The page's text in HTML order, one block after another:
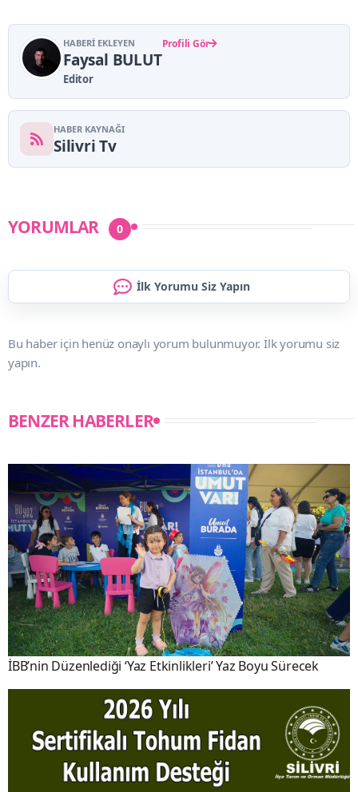
HABERI EKLEYEN
Faysal BULUT
Editor
Profili Gör
HABER KAYNAĞI
Silivri Tv
YORUMLAR 0
İlk Yorumu Siz Yapın
Bu haber için henüz onaylı yorum bulunmuyor. İlk yorumu siz
yapın.
BENZER HABERLER
İBB’nin Düzenlediği ‘Yaz Etkinlikleri’ Yaz Boyu Sürecek